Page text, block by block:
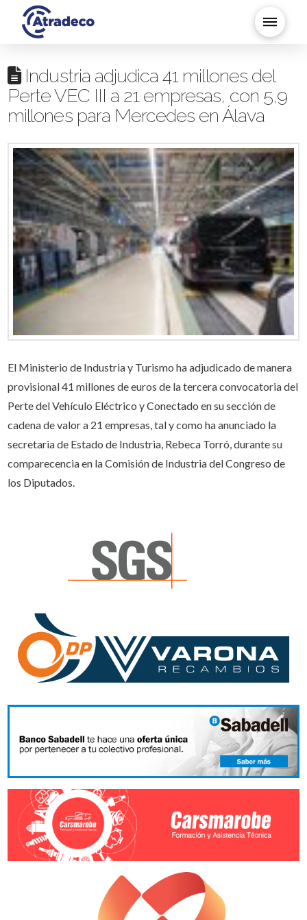
Industria adjudica 41 millones del
Perte VEC III a 21 empresas, con 5,9
millones para Mercedes en Álava
El Ministerio de Industria y Turismo ha adjudicado de manera
provisional 41 millones de euros de la tercera convocatoria del
Perte del Vehículo Eléctrico y Conectado en su sección de
cadena de valor a 21 empresas, tal y como ha anunciado la
secretaria de Estado de Industria, Rebeca Torró, durante su
comparecencia en la Comisión de Industria del Congreso de
los Diputados.